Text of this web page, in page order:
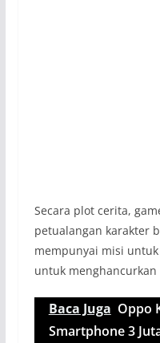
Secara plot cerita,
petualangan karakter
mempunyai misi
untuk menghancurkan
Baca Juga Oppo
Smartphone 3